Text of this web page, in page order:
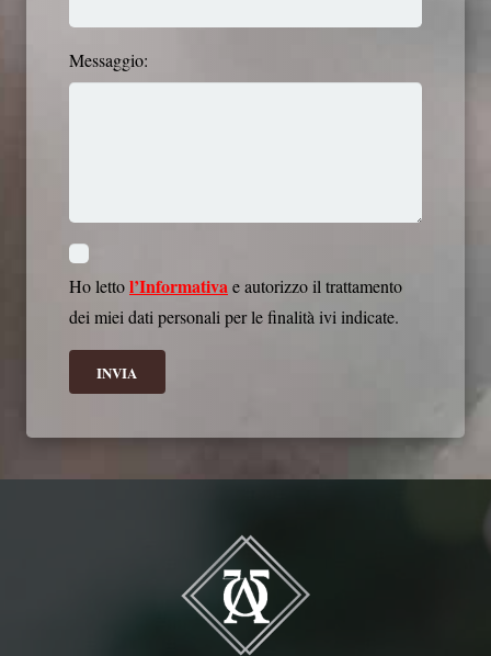
Messaggio:
Ho lettol’Informativae autorizzo il trattamento
dei miei dati personali per le finalità ivi indicate.